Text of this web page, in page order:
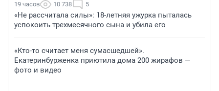
19 часов 10 738 5
«Не рассчитала силы»: 18-летняя ужурка пыталась
успокоить трехмесячного сына и убила его
«Кто-то считает меня сумасшедшей».
Екатеринбурженка приютила дома 200 жирафов —
фото и видео